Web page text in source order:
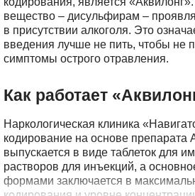
вещество – дисульфирам –
в присутствии алкоголя. Это
введения лучше не пить, чтобы не
симптомы острого отравления.
Как работает
Наркологическая клиника
кодирование на основе препарата
выпускается в виде таблеток для
растворов для инъекций, а
формами заключается в